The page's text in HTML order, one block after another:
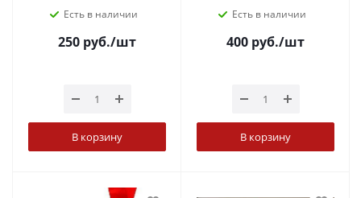
Есть в наличии
250 руб./шт
В корзину
Есть в наличии
400 руб./шт
В корзину